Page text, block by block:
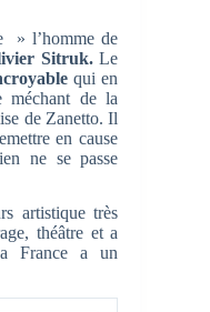
» l’homme de
Sitruk.Le
qui en
méchant de la
de Zanetto. Il
en cause
ne se passe
artistique très
théâtre et a
France a un